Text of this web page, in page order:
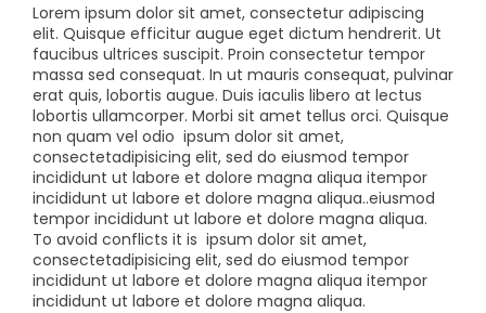
Lorem ipsum dolor sit amet, consectetur adipiscing
elit. Quisque efficitur augue eget dictum hendrerit. Ut
faucibus ultrices suscipit. Proin consectetur tempor
massa sed consequat. In ut mauris consequat, pulvinar
erat quis, lobortis augue. Duis iaculis libero at lectus
lobortis ullamcorper. Morbi sit amet tellus orci. Quisque
non quam vel odio ipsum dolor sit amet,
consectetadipisicing elit, sed do eiusmod tempor
incididunt ut labore et dolore magna aliqua itempor
incididunt ut labore et dolore magna aliqua..eiusmod
tempor incididunt ut labore et dolore magna aliqua.
To avoid conflicts it is ipsum dolor sit amet,
consectetadipisicing elit, sed do eiusmod tempor
incididunt ut labore et dolore magna aliqua itempor
incididunt ut labore et dolore magna aliqua.